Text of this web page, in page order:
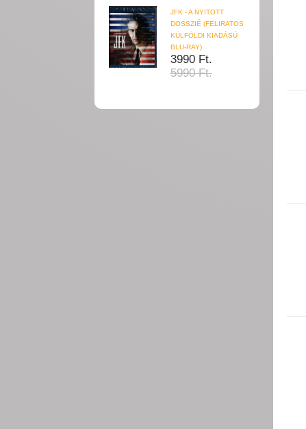
JFK - A NYITOTT
DOSSZIÉ (FELIRATOS
KÜLFÖLDI KIADÁSÚ
BLU-RAY)
3990 Ft.
5990 Ft.